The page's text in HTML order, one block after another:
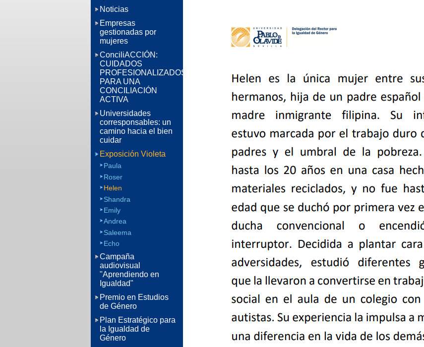
Noticias
Empresas
gestionadas por
mujeres
ConciliACCIÓN:
CUIDADOS
PROFESIONALIZADOS
PARA UNA
CONCILIACIÓN
ACTIVA
Universidades
corresponsables: un
camino hacia el bien
cuidar
Exposición Violeta
Paula
Roser
Helen
Shandra
Emily
Andrea
Saleema
Echo
Campaña
audiovisual
"Aprendiendo en
Igualdad"
Premio en Estudios
de Género
Plan Estratégico para
la Igualdad de
Género